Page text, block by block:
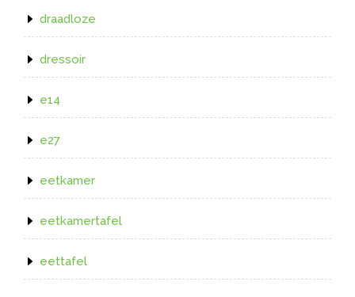
draadloze
dressoir
e14
e27
eetkamer
eetkamertafel
eettafel